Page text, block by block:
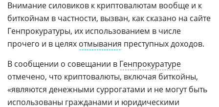
Внимание силовиков к криптовалютам вообще и к
биткойнам в частности, вызван, как сказано на сайте
Генпрокуратуры, их использованием в числе
прочего и в целях отмывания преступных доходов.
В сообщении о совещании в Генпрокуратуре
отмечено, что криптовалюты, включая биткойны,
«являются денежными суррогатами и не могут быть
использованы гражданами и юридическими